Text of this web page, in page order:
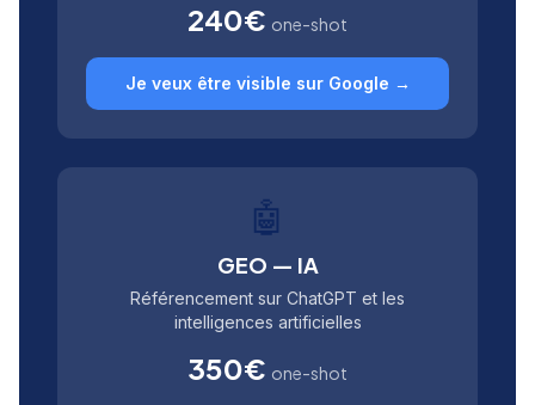
240€ one-shot
Je veux être visible sur Google →
🤖
GEO — IA
Référencement sur ChatGPT et les
intelligences artificielles
350€ one-shot